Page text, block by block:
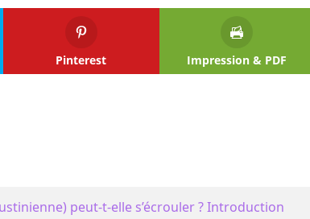
Pinterest Impression & PDF
peut-t-elle s’écrouler ? Introduction